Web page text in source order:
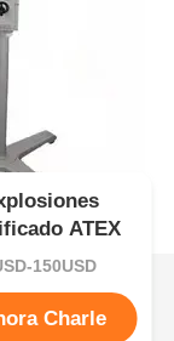
ATEX
150USD
Charle